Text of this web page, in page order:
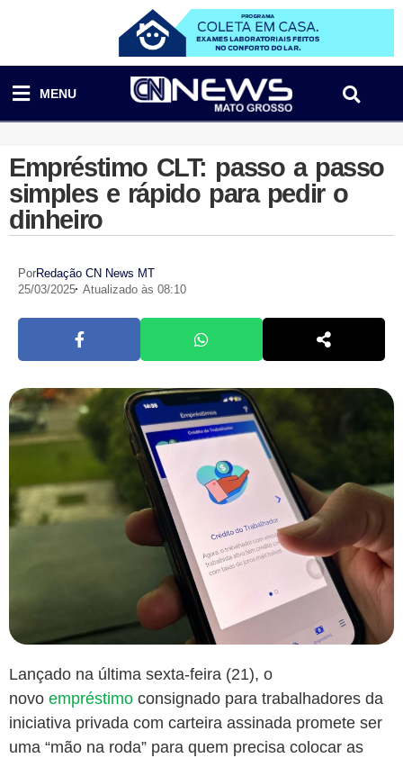
MENU
Empréstimo CLT: passo a passo
simples e rápido para pedir o
dinheiro
PorRedação CN News MT
25/03/2025 Atualizado às 08:10
Lançado na última sexta-feira (21), o
novo empréstimo consignado para trabalhadores da
iniciativa privada com carteira assinada promete ser
uma “mão na roda” para quem precisa colocar as